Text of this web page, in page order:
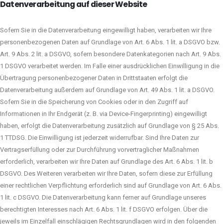
Datenverarbeitung auf dieser Website
Sofern Sie in die Datenverarbeitung eingewilligt haben, verarbeiten wir Ihre
personenbezogenen Daten auf Grundlage von Art. 6 Abs. 1 lit. a DSGVO bzw.
Art. 9 Abs. 2 lit. a DSGVO, sofern besondere Datenkategorien nach Art. 9 Abs.
1 DSGVO verarbeitet werden. Im Falle einer ausdrücklichen Einwilligung in die
Übertragung personenbezogener Daten in Drittstaaten erfolgt die
Datenverarbeitung außerdem auf Grundlage von Art. 49 Abs. 1 lit. a DSGVO.
Sofern Sie in die Speicherung von Cookies oder in den Zugriff auf
Informationen in Ihr Endgerät (z. B. via Device-Fingerprinting) eingewilligt
haben, erfolgt die Datenverarbeitung zusätzlich auf Grundlage von § 25 Abs.
1 TTDSG. Die Einwilligung ist jederzeit widerrufbar. Sind Ihre Daten zur
Vertragserfüllung oder zur Durchführung vorvertraglicher Maßnahmen
erforderlich, verarbeiten wir Ihre Daten auf Grundlage des Art. 6 Abs. 1 lit. b
DSGVO. Des Weiteren verarbeiten wir Ihre Daten, sofern diese zur Erfüllung
einer rechtlichen Verpflichtung erforderlich sind auf Grundlage von Art. 6 Abs.
1 lit. c DSGVO. Die Datenverarbeitung kann ferner auf Grundlage unseres
berechtigten Interesses nach Art. 6 Abs. 1 lit. f DSGVO erfolgen. Über die
jeweils im Einzelfall einschlägigen Rechtsgrundlagen wird in den folgenden